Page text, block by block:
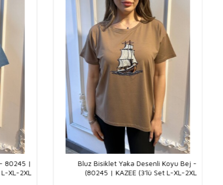
Bluz Bisiklet Yaka Desenli Koyu Bej -
80245 | KAZEE (3'lü Set L-XL-2XL)
80245 |
XL-2XL)